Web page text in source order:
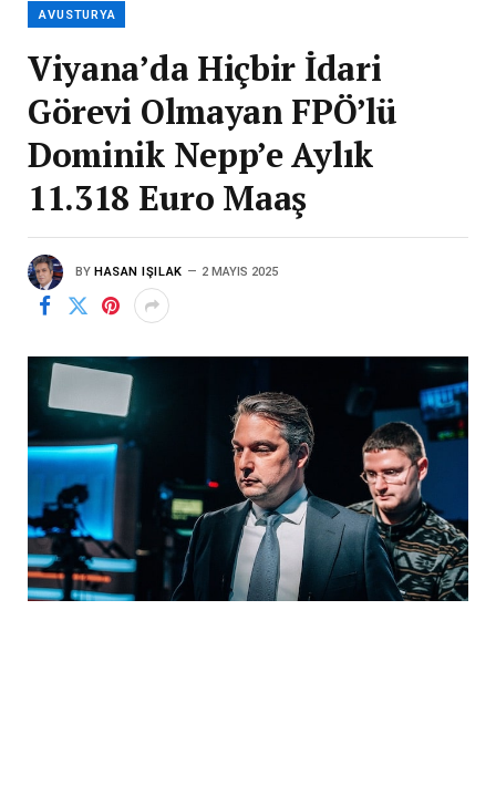
AVUSTURYA
Viyana’da Hiçbir İdari
Görevi Olmayan FPÖ’lü
Dominik Nepp’e Aylık
11.318 Euro Maaş
BY HASAN IŞILAK 2 MAYIS 2025